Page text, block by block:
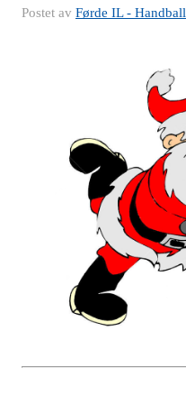
Postet av Førde IL - Handball